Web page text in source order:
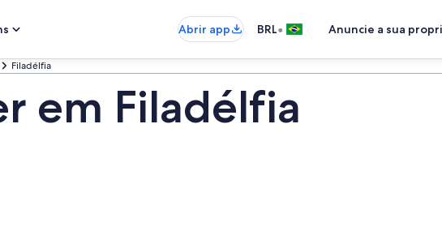
Abrir app BRL• Anuncie a sua
Filadélfia
em Filadélfia